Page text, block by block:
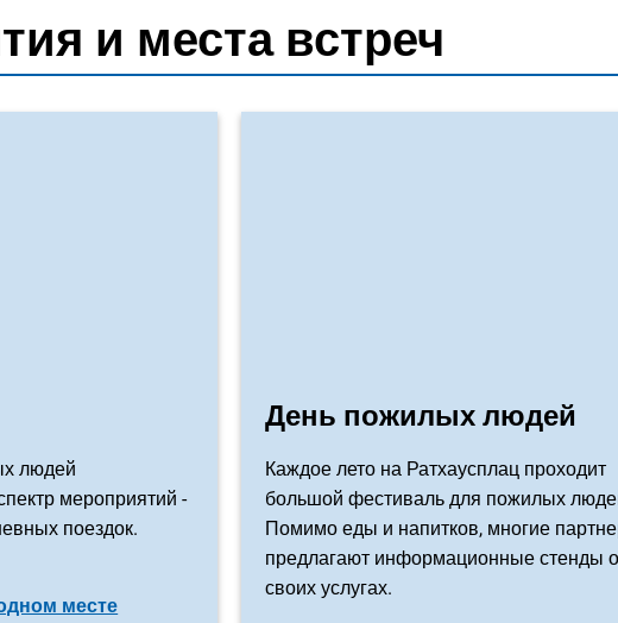
и места встреч
людей
мероприятий -
поездок.
месте
День пожилых людей
Каждое лето на Ратхаусплац проходит
большой фестиваль для пожилых
Помимо еды и напитков, многие
предлагают информационные стенды о
своих услугах.